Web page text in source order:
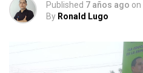
Published 7 años ago on
By Ronald Lugo